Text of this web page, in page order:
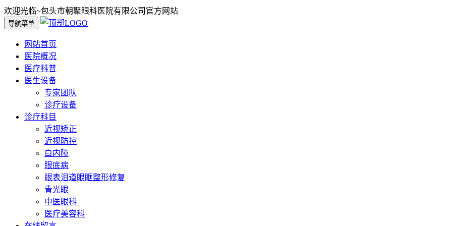
欢迎光临~包头市朝聚眼科医院有限公司官方网站
导航菜单
网站首页
医院概况
医疗科普
医生设备
专家团队
诊疗设备
诊疗科目
近视矫正
近视防控
白内障
眼底病
眼表泪道眼眶整形修复
青光眼
中医眼科
医疗美容科